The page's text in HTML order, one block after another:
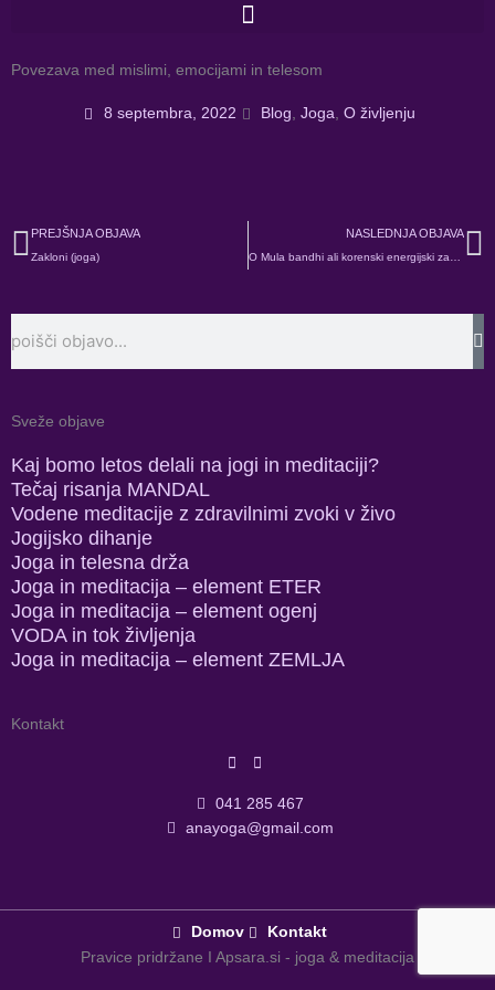
Povezava med mislimi, emocijami in telesom
8 septembra, 2022 Blog,Joga,O življenju
Prev
PREJŠNJA OBJAVA
Zakloni (joga)
NASLEDNJA OBJAVA
Sveže objave
Kaj bomo letos delali na jogi in meditaciji?
Tečaj risanja MANDAL
Vodene meditacije z zdravilnimi zvoki v živo
Jogijsko dihanje
Joga in telesna drža
Joga in meditacija – element ETER
Joga in meditacija – element ogenj
VODA in tok življenja
Joga in meditacija – element ZEMLJA
Kontakt
041 285 467
anayoga@gmail.com
Domov
Kontakt
Pravice pridržane I Apsara.si - joga & meditacija